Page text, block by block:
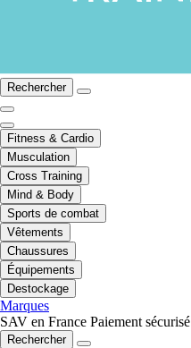
Rechercher
Fitness & Cardio
Musculation
Cross Training
Mind & Body
Sports de combat
Vêtements
Chaussures
Équipements
Destockage
Marques
SAV en France Paiement sécurisé
Rechercher